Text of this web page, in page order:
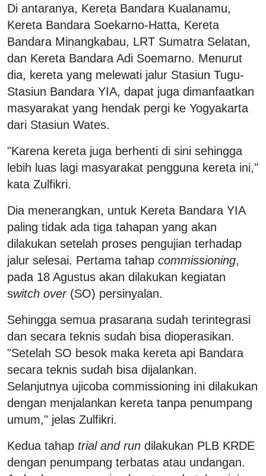
Di antaranya, Kereta Bandara Kualanamu,
Kereta Bandara Soekarno-Hatta, Kereta
Bandara Minangkabau, LRT Sumatra Selatan,
dan Kereta Bandara Adi Soemarno. Menurut
dia, kereta yang melewati jalur Stasiun Tugu-
Stasiun Bandara YIA, dapat juga dimanfaatkan
masyarakat yang hendak pergi ke Yogyakarta
dari Stasiun Wates.
"Karena kereta juga berhenti di sini sehingga
lebih luas lagi masyarakat pengguna kereta ini,"
kata Zulfikri.
Dia menerangkan, untuk Kereta Bandara YIA
paling tidak ada tiga tahapan yang akan
dilakukan setelah proses pengujian terhadap
jalur selesai. Pertama tahap commissioning,
pada 18 Agustus akan dilakukan kegiatan
switch over(SO) persinyalan.
Sehingga semua prasarana sudah terintegrasi
dan secara teknis sudah bisa dioperasikan.
"Setelah SO besok maka kereta api Bandara
secara teknis sudah bisa dijalankan.
Selanjutnya ujicoba commissioning ini dilakukan
dengan menjalankan kereta tanpa penumpang
umum," jelas Zulfikri.
Kedua tahap trial and run dilakukan PLB KRDE
dengan penumpang terbatas atau undangan.